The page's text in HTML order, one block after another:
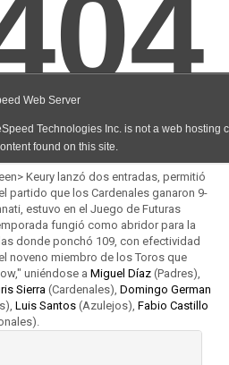
Keury lanzó dos entradas, permitió
partido que los Cardenales ganaron 9-
estuvo en el Juego de Futuras
fungió como abridor para la
donde ponchó 109, con efectividad
noveno miembro de los Toros que
uniéndose a Miguel Díaz (Padres),
Sierra (Cardenales), Domingo German
Luis Santos (Azulejos), Fabio Castillo